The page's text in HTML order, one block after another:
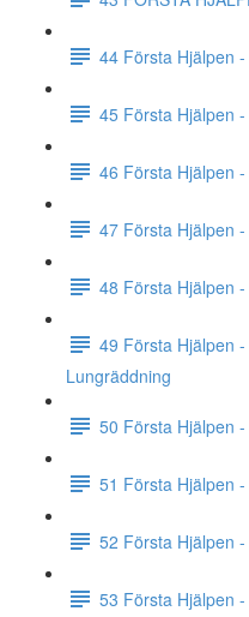
44 Första Hjälpen
45 Första Hjälpen
46 Första Hjälpen
47 Första Hjälpen
48 Första Hjälpen
49 Första Hjälpen
Lungräddning
50 Första Hjälpen
51 Första Hjälpen
52 Första Hjälpen
53 Första Hjälpen